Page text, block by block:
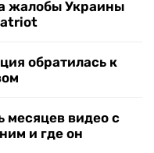
жалобы Украины
обратилась к
месяцев видео с
и где он